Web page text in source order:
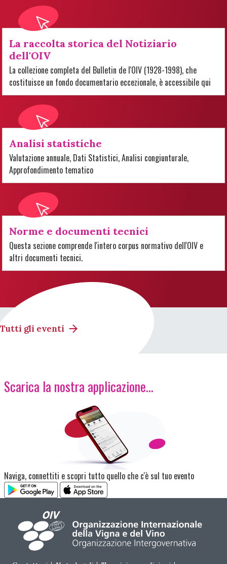
La raccolta storica del Notiziario
dell'OIV
La collezione completa del Bulletin de l'OIV (1928-1998), che
costituisce un fondo documentario eccezionale, è accessibile qui
Analisi statistiche
Valutazione annuale, Dati Statistici, Analisi congiunturale,
Approfondimento tematico
Norme e documenti tecnici
Questa sezione comprende l'intero corpus normativo dell'OIV e
altri documenti tecnici.
Tutti gli eventi
Scarica la nostra applicazione...
Immagine
Naviga, connettiti e scopri tutto quello che c'è sul tuo evento